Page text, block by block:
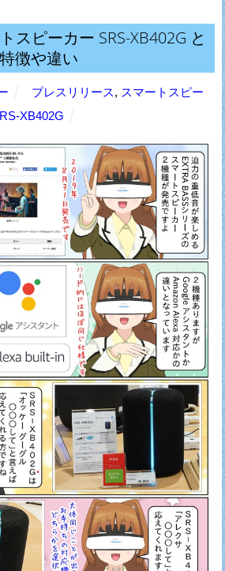
スピーカー SRS-XB402G と
徴や違い
プレスリリース, スマートスピー
XB402G